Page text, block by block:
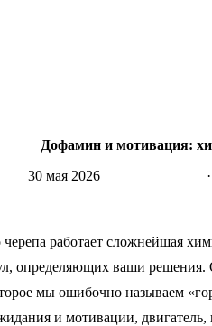
Дофамин и мотивация:
30 мая 2026
работает сложнейшая
определяющих ваши решения.
мы ошибочно называем
и мотивации,